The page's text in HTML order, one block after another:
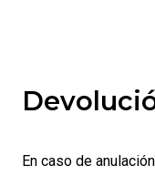
En caso de